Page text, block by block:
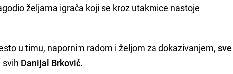
željama igrača koji se kroz utakmice nastoje
u timu, napornim radom i željom za dokazivanjem,sve
svih Danijal Brković.